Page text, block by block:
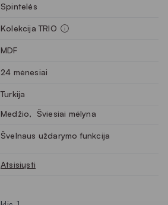
Spintelės
Kolekcija TRIO
MDF
24 mėnesiai
Turkija
Medžio, Šviesiai mėlyna
Švelnaus uždarymo funkcija
Atsisiųsti